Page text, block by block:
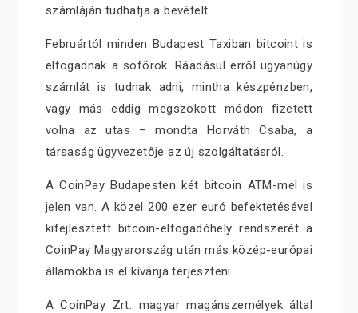
számláján tudhatja a bevételt.
Februártól minden Budapest Taxiban bitcoint is
elfogadnak a sofőrök. Ráadásul erről ugyanúgy
számlát is tudnak adni, mintha készpénzben,
vagy más eddig megszokott módon fizetett
volna az utas – mondta Horváth Csaba, a
társaság ügyvezetője az új szolgáltatásról.
A CoinPay Budapesten két bitcoin ATM-mel is
jelen van. A közel 200 ezer euró befektetésével
kifejlesztett bitcoin-elfogadóhely rendszerét a
CoinPay Magyarország után más közép-európai
államokba is el kívánja terjeszteni.
A CoinPay Zrt. magyar magánszemélyek által